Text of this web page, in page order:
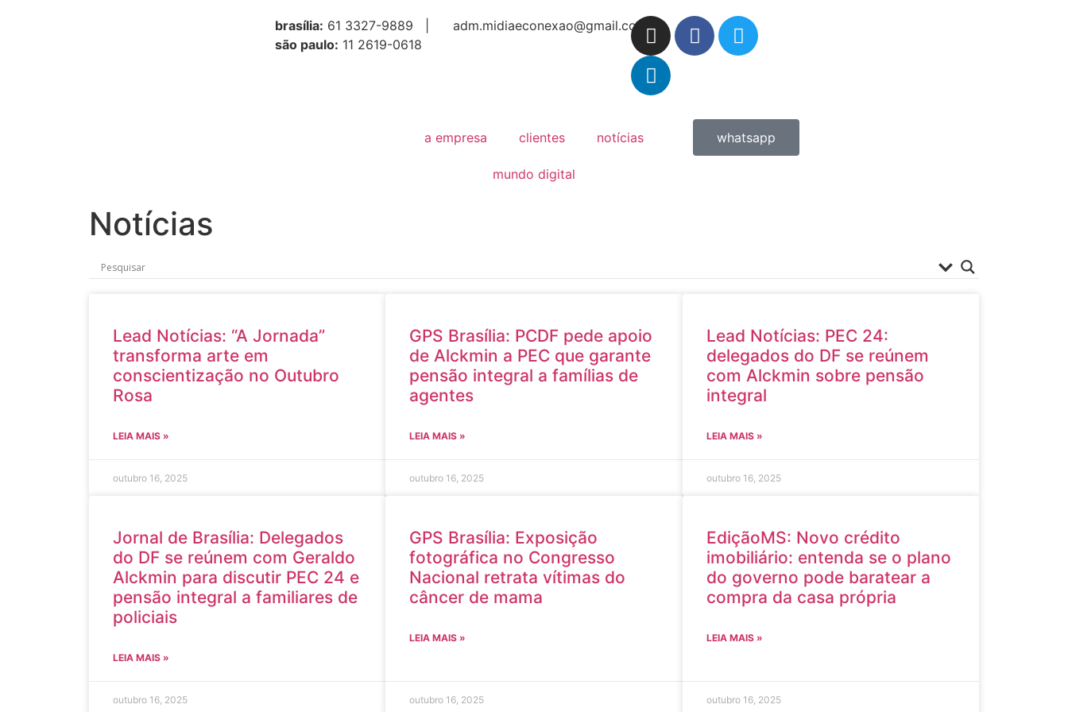
brasília: 61 3327-9889 |
são paulo: 11 2619-0618
adm.midiaeconexao@gmail.com
a empresa clientes notícias
mundo digital
whatsapp
Notícias
Lead Notícias: “A Jornada”
transforma arte em
conscientização no Outubro
Rosa
LEIA MAIS »
outubro 16, 2025
GPS Brasília: PCDF pede apoio
de Alckmin a PEC que garante
pensão integral a famílias de
agentes
LEIA MAIS »
outubro 16, 2025
Lead Notícias: PEC 24:
delegados do DF se reúnem
com Alckmin sobre pensão
integral
LEIA MAIS »
outubro 16, 2025
Jornal de Brasília: Delegados
do DF se reúnem com Geraldo
Alckmin para discutir PEC 24 e
pensão integral a familiares de
policiais
LEIA MAIS »
outubro 16, 2025
GPS Brasília: Exposição
fotográfica no Congresso
Nacional retrata vítimas do
câncer de mama
LEIA MAIS »
outubro 16, 2025
EdiçãoMS: Novo crédito
imobiliário: entenda se o plano
do governo pode baratear a
compra da casa própria
LEIA MAIS »
outubro 16, 2025